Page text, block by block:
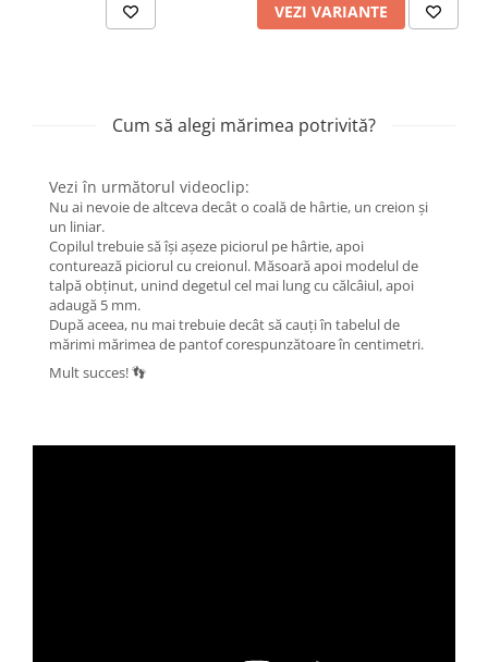
VEZI VARIANTE
Cum să alegi mărimea potrivită?
Vezi în următorul videoclip:
Nu ai nevoie de altceva decât o coală de hârtie, un creion și
un liniar.
Copilul trebuie să își așeze piciorul pe hârtie, apoi
conturează piciorul cu creionul. Măsoară apoi modelul de
talpă obținut, unind degetul cel mai lung cu călcâiul, apoi
adaugă 5 mm.
După aceea, nu mai trebuie decât să cauți în tabelul de
mărimi mărimea de pantof corespunzătoare în centimetri.
Mult succes! 👣